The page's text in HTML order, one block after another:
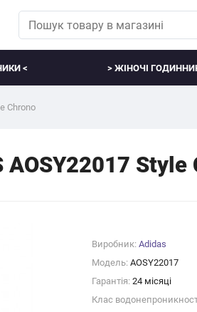
< > ЖІНОЧІ
Chrono
AOSY22017 Style
Виробник: Adidas
Модель: AOSY22017
Гарантія: 24 місяці
Клас